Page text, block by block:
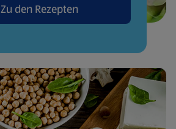
Zu den Rezepten